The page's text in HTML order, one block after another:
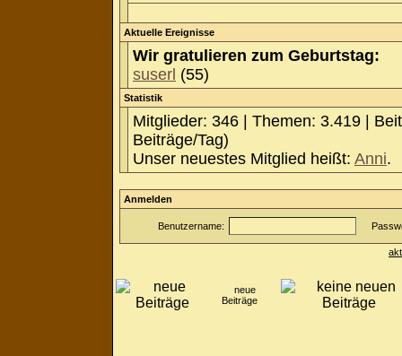
Aktuelle Ereignisse
Wir gratulieren zum Geburtstag:
suserl (55)
Statistik
Mitglieder: 346 | Themen: 3.419 |
Beiträge/Tag)
Unser neuestes Mitglied heißt: Anni.
Anmelden
Benutzername:
neue
Beiträge